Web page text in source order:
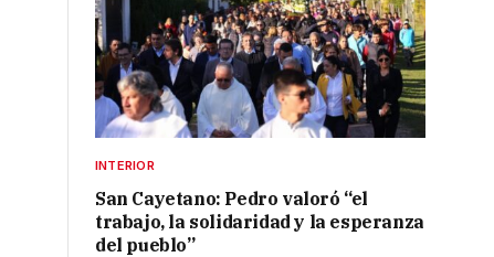
INTERIOR
San Cayetano: Pedro valoró “el
trabajo, la solidaridad y la esperanza
del pueblo”